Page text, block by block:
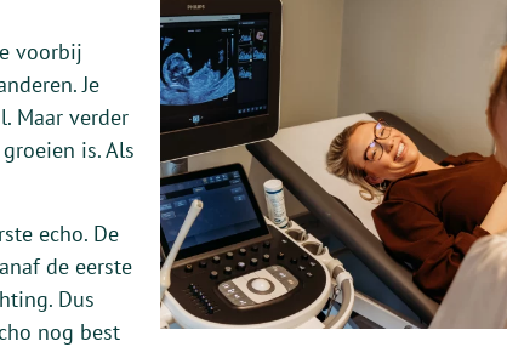
voorbij
Je
Maar verder
is. Als
echo. De
de eerste
Dus
nog best